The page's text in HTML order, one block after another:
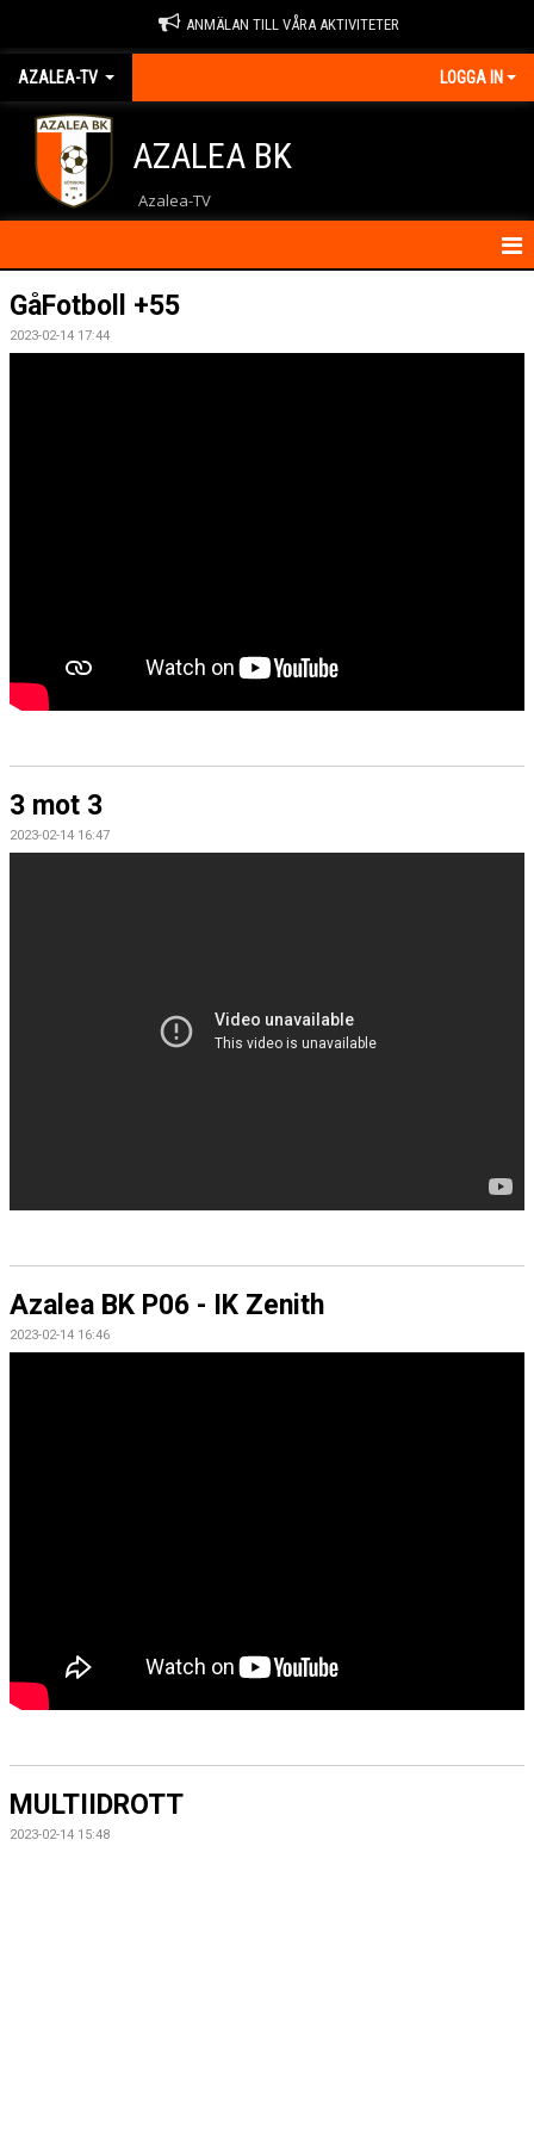
ANMÄLAN TILL VÅRA AKTIVITETER
AZALEA-TV LOGGA IN
AZALEA BK
Azalea-TV
HEM
NYHETER
GåFotboll +55
2023-02-14 17:44
3 mot 3
2023-02-14 16:47
Azalea BK P06 - IK Zenith
2023-02-14 16:46
MULTIIDROTT
2023-02-14 15:48